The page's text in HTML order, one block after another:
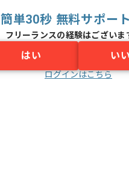
簡単30秒 無料サポー
フリーランスの経験はございま
はい い
ログインはこちら